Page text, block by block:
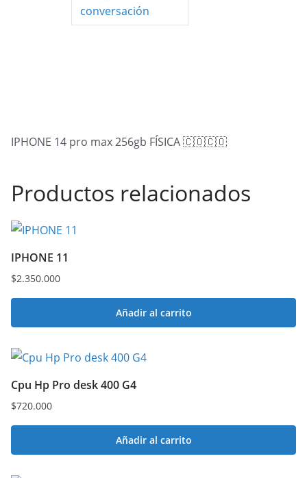
conversación
IPHONE 14 pro max 256gb FÍSICA 🇨🇴🇨🇴
Productos relacionados
IPHONE 11
$2.350.000
Añadir al carrito
Cpu Hp Pro desk 400 G4
$720.000
Añadir al carrito